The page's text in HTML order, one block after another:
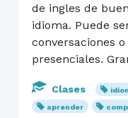
de ingles de
idioma. Puede
conversaciones
presenciales.
Clases
aprender